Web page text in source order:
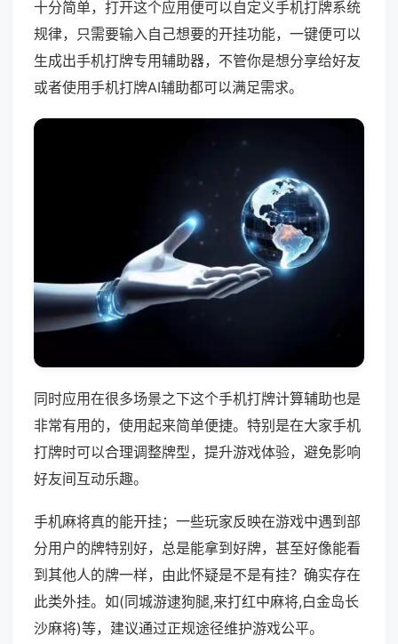
十分简单，打开这个应用便可以自定义手机打牌系统
规律，只需要输入自己想要的开挂功能，一键便可以
生成出手机打牌专用辅助器，不管你是想分享给好友
或者使用手机打牌AI辅助都可以满足需求。
同时应用在很多场景之下这个手机打牌计算辅助也是
非常有用的，使用起来简单便捷。特别是在大家手机
打牌时可以合理调整牌型，提升游戏体验，避免影响
好友间互动乐趣。
手机麻将真的能开挂；一些玩家反映在游戏中遇到部
分用户的牌特别好，总是能拿到好牌，甚至好像能看
到其他人的牌一样，由此怀疑是不是有挂？确实存在
此类外挂。如(同城游逮狗腿,来打红中麻将,白金岛长
沙麻将)等，建议通过正规途径维护游戏公平。